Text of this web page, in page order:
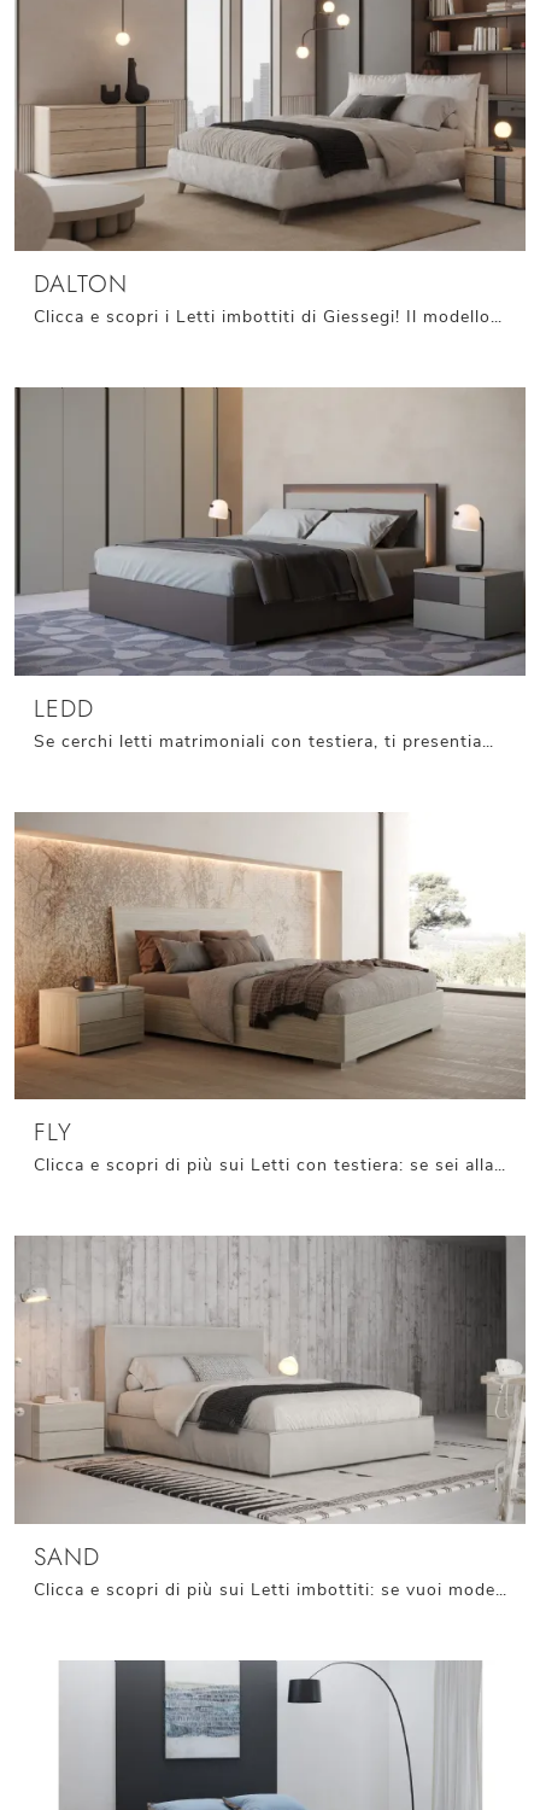
DALTON
Clicca e scopri i Letti imbottiti di Giessegi! Il modello Dalton in tessuto ti sta aspettando nelle versioni matrimoniali.
LEDD
Se cerchi letti matrimoniali con testiera, ti presentiamo il modello Ledd in laccato opaco per valorizzare la camera da letto.
FLY
Clicca e scopri di più sui Letti con testiera: se sei alla ricerca di modelli matrimoniali moderni, il modello Fly Giessegi fa al caso tuo.
SAND
Clicca e scopri di più sui Letti imbottiti: se vuoi modelli matrimoniali moderni, il modello Sand Giessegi fa per te.